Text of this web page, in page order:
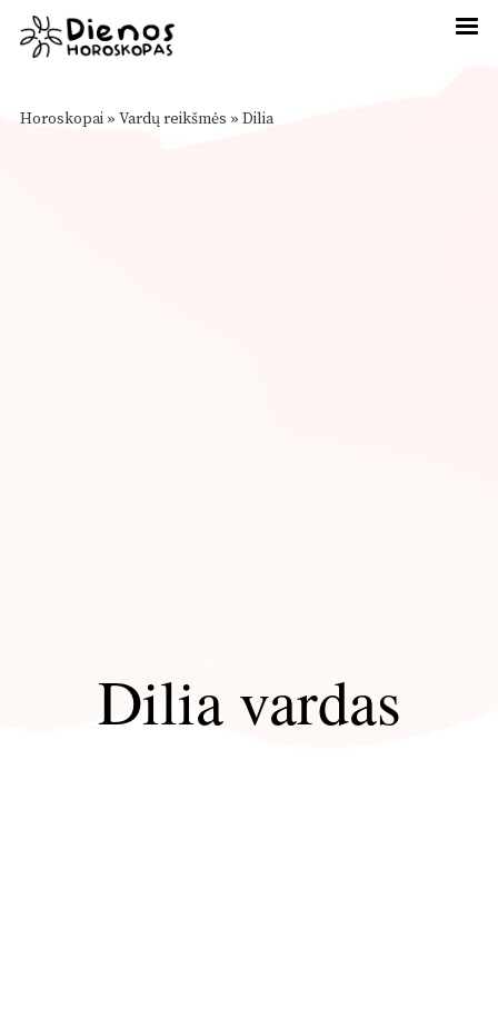
Horoskopai » Vardų reikšmės » Dilia
Dilia vardas